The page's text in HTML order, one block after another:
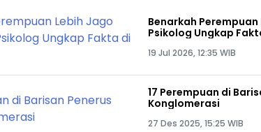
Benarkah
Psikolog Ungkap
19 Jul 2026, 12:35 WIB
17 Perempuan di
Konglomerasi
27 Des 2025, 15:25 WIB